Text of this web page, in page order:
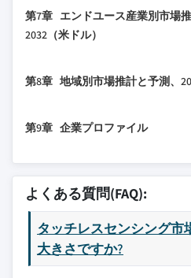
3.8 影響要因
3.8.1 成長ドライバー
3.8.1.2 セン
3.8.1.4 コンス
3.8.1.5 小売
用増加
3.8.2 業界の課題と
3.8.2.1 技術
3.8.2.2 プラ
6.2 RFID
6.3 カメラベース
6.4.1 赤外線センサー
6.5 音声アシスタンス
第7章 エンドユース産業別市場
2032（米ドル）
7.2 自動車
7.4 医療
7.6 航空宇宙・防衛
7.7 その他
第8章 地域別市場推計と予測、
8.2 北米
8.2.2 カナダ
8.3 欧州
8.3.1 英国
8.3.2 ドイツ
8.3.3 フランス
第9章 企業プロファイル
9.1 Cipia Vision Ltd.
9.3 CogniVue Corporation
9.4 Cross Match
9.5 Elliptic Labs Inc.
9.6 Eyesight
よくある質問(FAQ):
タッチレスセンシング市
大きさですか?